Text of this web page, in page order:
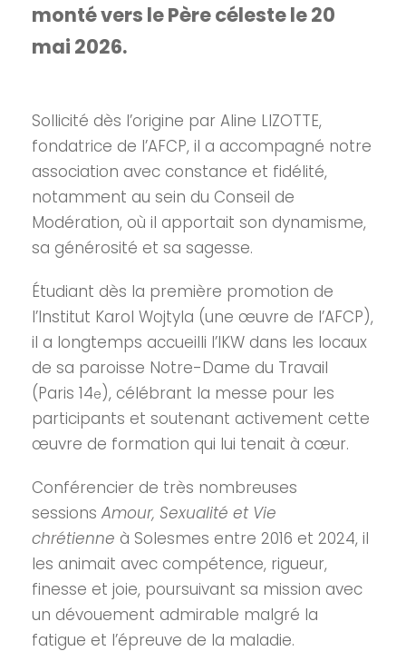
monté vers le Père céleste le 20
mai 2026.
Sollicité dès l’origine par Aline LIZOTTE,
fondatrice de l’AFCP, il a accompagné notre
association avec constance et fidélité,
notamment au sein du Conseil de
Modération, où il apportait son dynamisme,
sa générosité et sa sagesse.
Étudiant dès la première promotion de
l’Institut Karol Wojtyla (une œuvre de l’AFCP),
il a longtemps accueilli l’IKW dans les locaux
de sa paroisse Notre-Dame du Travail
(Paris 14e ), célébrant la messe pour les
participants et soutenant activement cette
œuvre de formation qui lui tenait à cœur.
Conférencier de très nombreuses
sessions Amour, Sexualité et Vie
chrétienne à Solesmes entre 2016 et 2024, il
les animait avec compétence, rigueur,
finesse et joie, poursuivant sa mission avec
un dévouement admirable malgré la
fatigue et l’épreuve de la maladie.